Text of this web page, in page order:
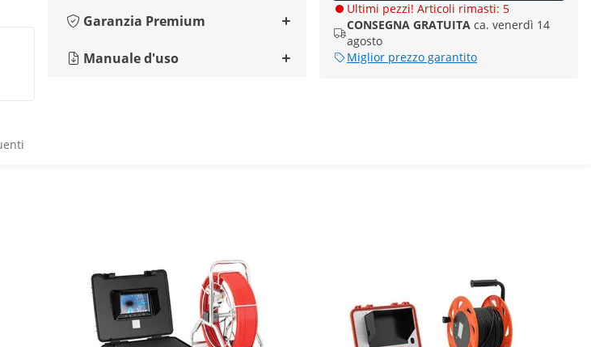
Ultimi pezzi! Articoli rimasti: 5
CONSEGNA GRATUITA ca. venerdì 14
agosto
Miglior prezzo garantito
Garanzia Premium
Manuale d'uso